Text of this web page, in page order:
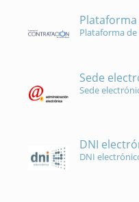
Plataforma
Sede
Sede
DNI
DNI